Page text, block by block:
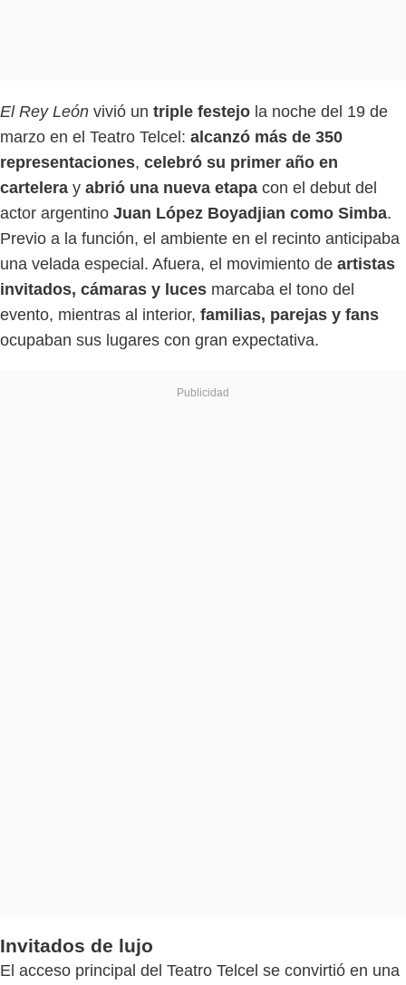
El Rey León vivió un triple festejo la noche del 19 de
marzo en el Teatro Telcel: alcanzó más de 350
representaciones, celebró su primer año en
cartelera y abrió una nueva etapa con el debut del
actor argentino Juan López Boyadjian como Simba.
Previo a la función, el ambiente en el recinto anticipaba
una velada especial. Afuera, el movimiento de artistas
invitados, cámaras y luces marcaba el tono del
evento, mientras al interior, familias, parejas y fans
ocupaban sus lugares con gran expectativa.
Invitados de lujo
El acceso principal del Teatro Telcel se convirtió en una